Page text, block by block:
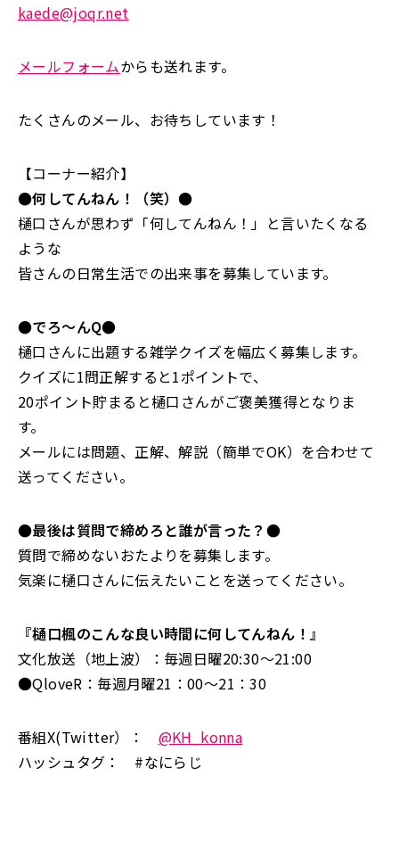
kaede@joqr.net
メールフォームからも送れます。
たくさんのメール、お待ちしています！
【コーナー紹介】
●何してんねん！（笑）●
樋口さんが思わず「何してんねん！」と言いたくなる
ような
皆さんの日常生活での出来事を募集しています。
●でろ～んQ●
樋口さんに出題する雑学クイズを幅広く募集します。
クイズに1問正解すると1ポイントで、
20ポイント貯まると樋口さんがご褒美獲得となりま
す。
メールには問題、正解、解説（簡単でOK）を合わせて
送ってください。
●最後は質問で締めろと誰が言った？●
質問で締めないおたよりを募集します。
気楽に樋口さんに伝えたいことを送ってください。
『樋口楓のこんな良い時間に何してんねん！』
文化放送（地上波）：毎週日曜20:30～21:00
●QloveR：毎週月曜21：00～21：30
番組X(Twitter）： @KH_konna
ハッシュタグ： #なにらじ